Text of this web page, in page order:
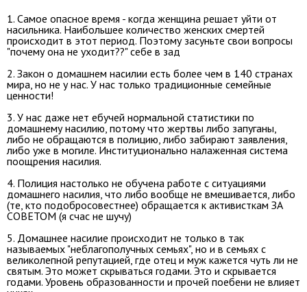
1. Самое опасное время - когда женщина решает уйти от
насильника. Наибольшее количество женских смертей
происходит в этот период. Поэтому засуньте свои вопросы
"почему она не уходит??" себе в зад
2. Закон о домашнем насилии есть более чем в 140 странах
мира, но не у нас. У нас только традиционные семейные
ценности!
3. У нас даже нет ебучей нормальной статистики по
домашнему насилию, потому что жертвы либо запуганы,
либо не обращаются в полицию, либо забирают заявления,
либо уже в могиле. Институционально налаженная система
поощрения насилия.
4. Полиция настолько не обучена работе с ситуациями
домашнего насилия, что либо вообще не вмешивается, либо
(те, кто подобросовестнее) обращается к активисткам ЗА
СОВЕТОМ (я счас не шучу)
5. Домашнее насилие происходит не только в так
называемых "неблагополучных семьях", но и в семьях с
великолепной репутацией, где отец и муж кажется чуть ли не
святым. Это может скрываться годами. Это и скрывается
годами. Уровень образованности и прочей поебени не влияет